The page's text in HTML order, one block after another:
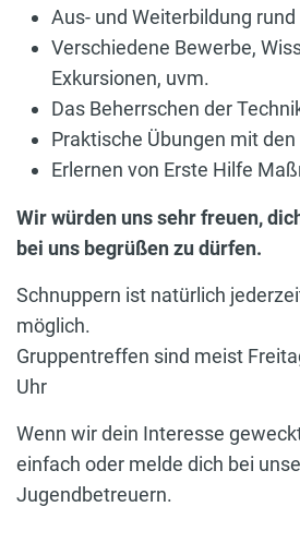
Aus- und Weiterbildung
Verschiedene Bewerbe,
Exkursionen, uvm.
Das Beherrschen der
Praktische Übungen mit
Erlernen von Erste Hilfe
Wir würden uns sehr freuen,
bei uns begrüßen zu dürfen.
Schnuppern ist natürlich
möglich.
Gruppentreffen sind meist
Uhr
Wenn wir dein Interesse
einfach oder melde dich bei
Jugendbetreuern.